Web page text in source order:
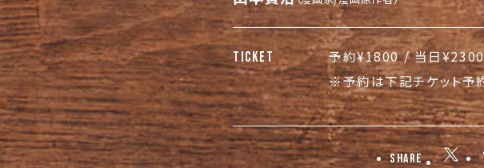
TICKET
予約¥1800 / 当日¥2300
※予約は下記チケット予
Share